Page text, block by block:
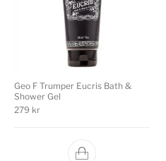
Geo F Trumper Eucris Bath &
Shower Gel
279 kr